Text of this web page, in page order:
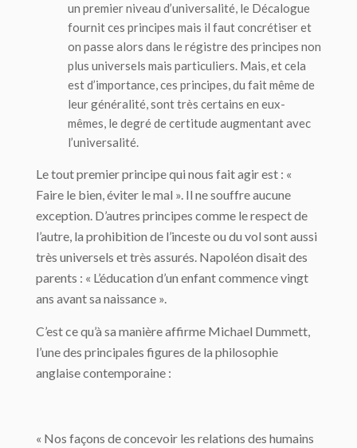
un premier niveau d’universalité, le Décalogue
fournit ces principes mais il faut concrétiser et
on passe alors dans le régistre des principes non
plus universels mais particuliers. Mais, et cela
est d’importance, ces principes, du fait même de
leur généralité, sont très certains en eux-
mêmes, le degré de certitude augmentant avec
l’universalité.
Le tout premier principe qui nous fait agir est : «
Faire le bien, éviter le mal ». Il ne souffre aucune
exception. D’autres principes comme le respect de
l’autre, la prohibition de l’inceste ou du vol sont aussi
très universels et très assurés. Napoléon disait des
parents : « L’éducation d’un enfant commence vingt
ans avant sa naissance ».
C’est ce qu’à sa manière affirme Michael Dummett,
l’une des principales figures de la philosophie
anglaise contemporaine :
« Nos façons de concevoir les relations des humains